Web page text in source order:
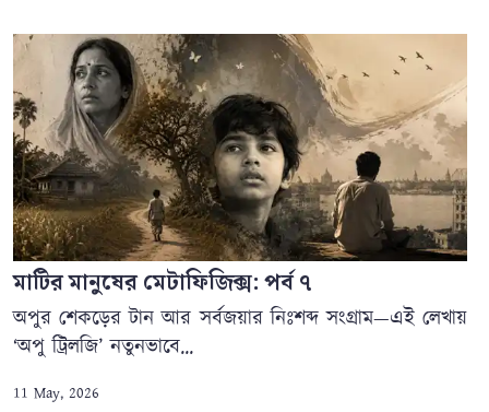
মাটির মানুষের মেটাফিজিক্স: পর্ব ৭
অপুর শেকড়ের টান আর সর্বজয়ার নিঃশব্দ সংগ্রাম—এই লেখায়
‘অপু ট্রিলজি’ নতুনভাবে...
11 May, 2026